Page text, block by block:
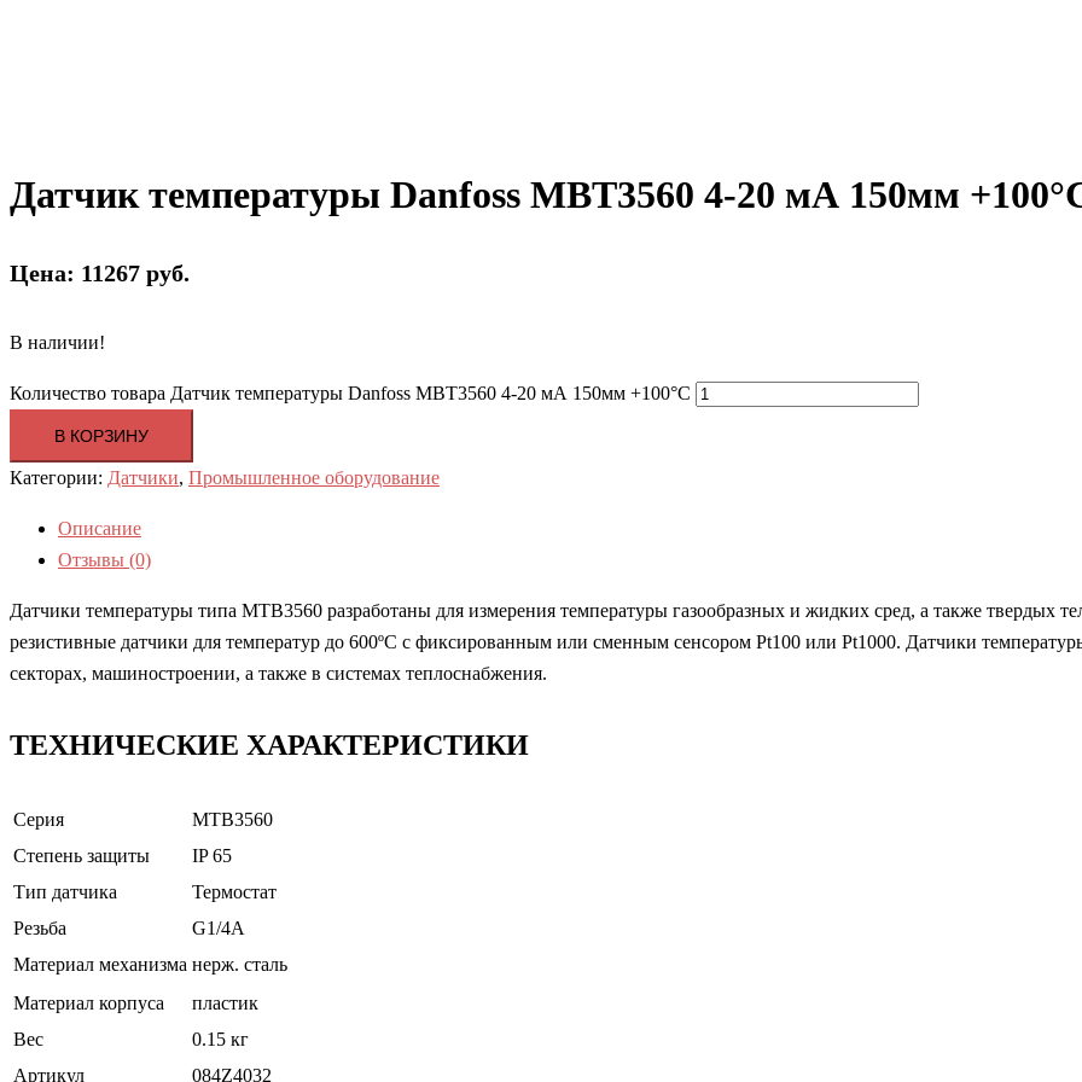
Датчик температуры Danfoss MBT3560 4-20 мА 150мм
Цена: 11267 руб.
В наличии!
Количество товара Датчик температуры Danfoss MBT3560 4-20 мА 150мм +100°С
В КОРЗИНУ
Категории: Датчики, Промышленное оборудование
Описание
Отзывы (0)
Датчики температуры типа MTB3560 разработаны для измерения температуры газообразных и жидких сред, а также твердых
резистивные датчики для температур до 600ºС с фиксированным или сменным сенсором Pt100 или Pt1000. Датчики
секторах, машиностроении, а также в системах теплоснабжения.
ТЕХНИЧЕСКИЕ ХАРАКТЕРИСТИКИ
Серия
MTB3560
Степень защиты
IP 65
Тип датчика
Термостат
Резьба
G1/4A
Материал механизма нерж. сталь
Материал корпуса
пластик
Вес
0.15 кг
Артикул
084Z4032